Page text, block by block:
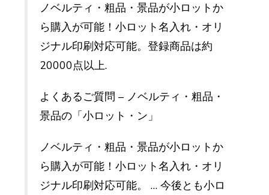
ノベルティ・粗品・景品が小ロットか
ら購入が可能！小ロット名入れ・オリ
ジナル印刷対応可能。登録商品は約
20000点以上.
よくあるご質問 – ノベルティ・粗品・
景品の「小ロット・ン」
ノベルティ・粗品・景品が小ロットか
ら購入が可能！小ロット名入れ・オリ
ジナル印刷対応可能。 … 今後とも小ロ